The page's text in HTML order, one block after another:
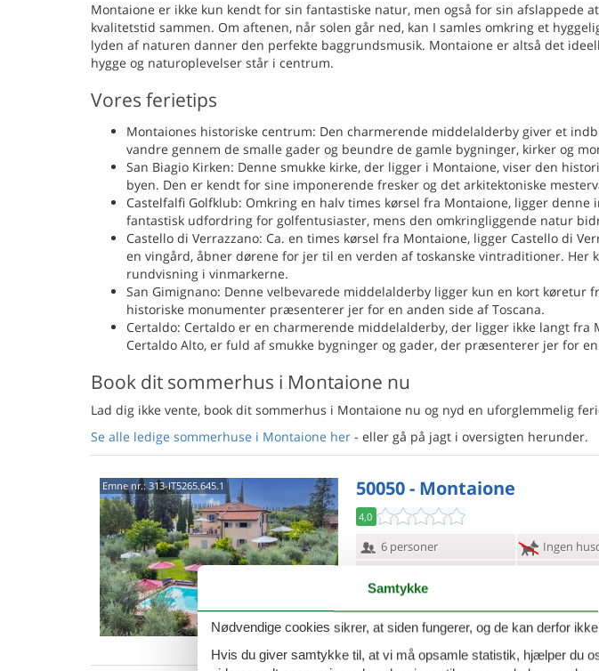
Montaione er ikke kun kendt for sin fantastiske natur, men også for sin afslappede
kvalitetstid sammen. Om aftenen, når solen går ned, kan I samles omkring et
lyden af naturen danner den perfekte baggrundsmusik. Montaione er altså det
hygge og naturoplevelser står i centrum.
Vores ferietips
Montaiones historiske centrum: Den charmerende middelalderby giver et
vandre gennem de smalle gader og beundre de gamle bygninger, kirker og
San Biagio Kirken: Denne smukke kirke, der ligger i Montaione, viser den
byen. Den er kendt for sine imponerende fresker og det arkitektoniske
Castelfalfi Golfklub: Omkring en halv times kørsel fra Montaione, ligger
fantastisk udfordring for golfentusiaster, mens den omkringliggende natur
Castello di Verrazzano: Ca. en times kørsel fra Montaione, ligger Castello di
en vingård, åbner dørene for jer til en verden af toskanske vintraditioner. Her
rundvisning i vinmarkerne.
San Gimignano: Denne velbevarede middelalderby ligger kun en kort køretur
historiske monumenter præsenterer jer for en anden side af Toscana.
Certaldo: Certaldo er en charmerende middelalderby, der ligger ikke langt fra
Certaldo Alto, er fuld af smukke bygninger og gader, der præsenterer jer for
Book dit sommerhus i Montaione nu
Lad dig ikke vente, book dit sommerhus i Montaione nu og nyd en uforglemmelig
Se alle ledige sommerhuse i Montaione her - eller gå på jagt i oversigten herunder.
Emne nr.:313-IT5265.645.1 50050 - Montaione
4,0
6 personer
Ingen
Vand 70000
Samtykke
Nødvendige cookies sikrer, at siden fungerer, og de kan derfor
Hvis du giver samtykke til, at vi må opsamle statistik, hjælper du